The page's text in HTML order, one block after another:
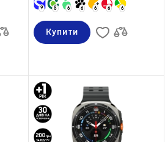
9 8 6 6 6 6 6
Купити